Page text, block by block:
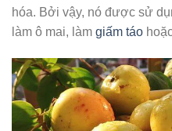
hóa. Bởi vậy, nó được sử
làm ô mai, làm giấm táo